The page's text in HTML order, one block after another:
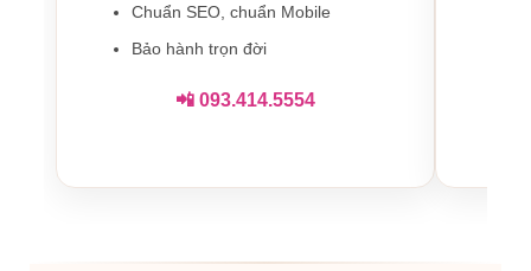
Chuẩn SEO, chuẩn Mobile
Bảo hành trọn đời
📲 093.414.5554